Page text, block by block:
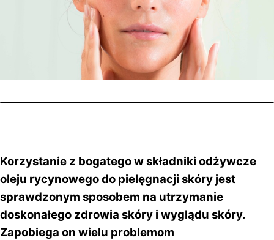
Korzystanie z bogatego w składniki odżywcze
oleju rycynowego do pielęgnacji skóry jest
sprawdzonym sposobem na utrzymanie
doskonałego zdrowia skóry i wyglądu skóry.
Zapobiega on wielu problemom